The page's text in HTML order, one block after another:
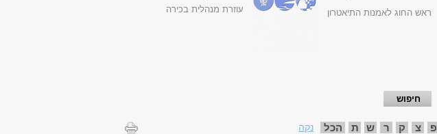
ראש החוג לאמנות התיאטרון עוזרת מנהלית בכירה
פ צ ק ר ש ת הכל נקה